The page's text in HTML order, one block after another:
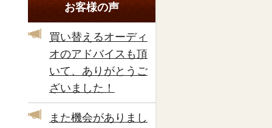
お客様の声
買い替えるオーディ
オのアドバイスも頂
いて、ありがとうご
ざいました！
また機会がありまし